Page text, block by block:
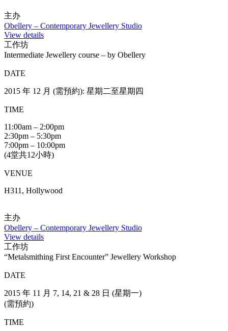
TIME
11:00am – 2:00pm
2:30pm – 5:30pm
7:00pm – 10:00pm
VENUE
H311, Hollywood
Obellery – Contemporary Jewellery Studio
View details
工作坊
Silver ring jewellery workshop – by Obellery
DATE
2015 年 12 月 (需預約): 星期一至星期日
TIME
Max. 4人
11:00am – 2:00pm
2:30pm – 5:30pm
7:00pm – 10:00pm
VENUE
H311, Hollywood